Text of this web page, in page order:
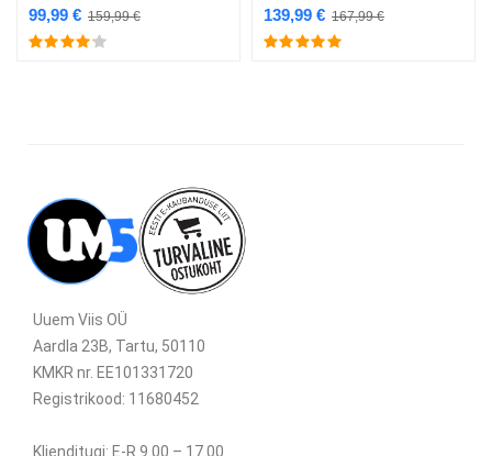
159,99€
99,99 € 167,99€
139,99 €
Uuem Viis OÜ
Aardla 23B, Tartu, 50110
KMKR nr. EE101331720
Registrikood: 11680452
Klienditugi: E-R 9.00 – 17.00